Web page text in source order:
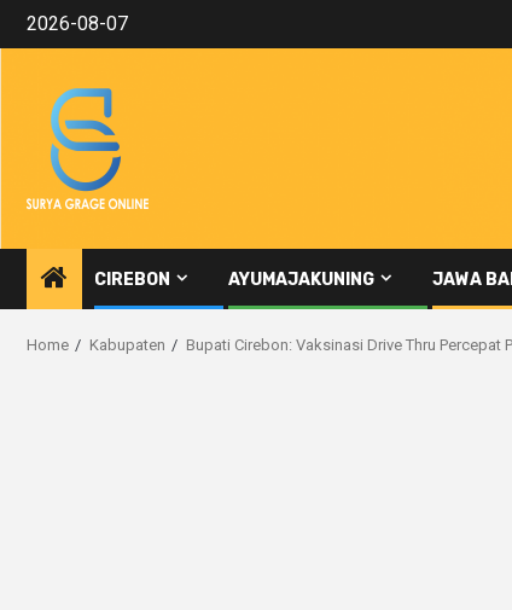
Skip2026-08-07
CIREBON AYUMAJAKUNING JAWA
Home Kabupaten Bupati Cirebon: Vaksinasi Drive Thru